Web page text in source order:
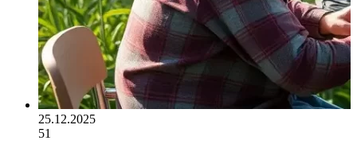
25.12.2025
51